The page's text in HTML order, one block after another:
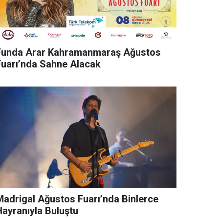
Arar Kahramanmaraş Ağustos
Sahne Alacak
Ağustos Fuarı’nda Binlerce
Buluştu